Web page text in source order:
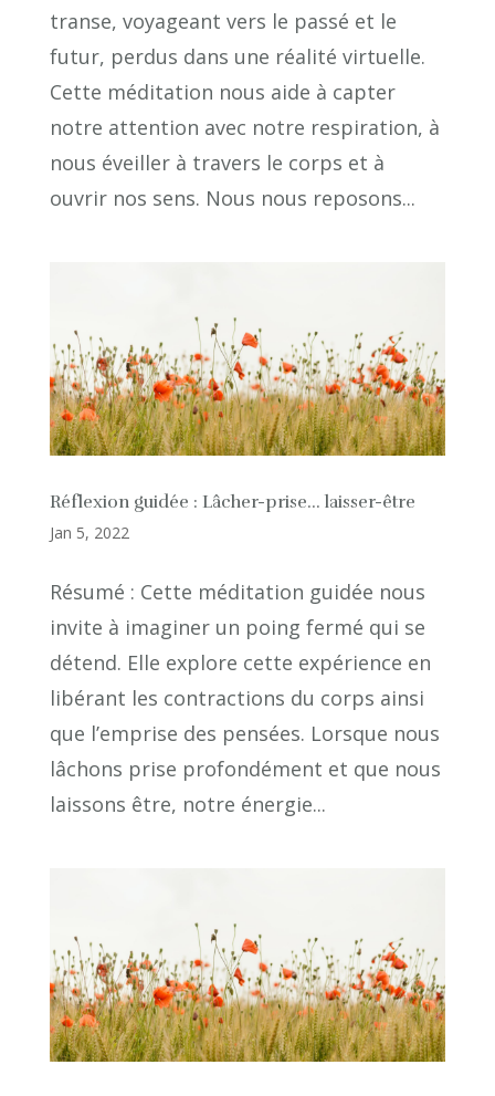
transe, voyageant vers le passé et le
futur, perdus dans une réalité virtuelle.
Cette méditation nous aide à capter
notre attention avec notre respiration, à
nous éveiller à travers le corps et à
ouvrir nos sens. Nous nous reposons...
Réflexion guidée : Lâcher-prise… laisser-être
Jan 5, 2022
Résumé : Cette méditation guidée nous
invite à imaginer un poing fermé qui se
détend. Elle explore cette expérience en
libérant les contractions du corps ainsi
que l’emprise des pensées. Lorsque nous
lâchons prise profondément et que nous
laissons être, notre énergie...